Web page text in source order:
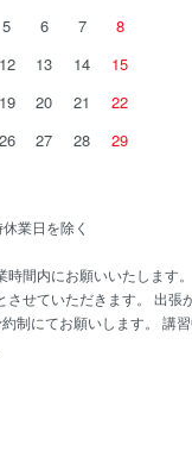
5 6 7
8
12 13 14
15
19 20 21
22
26 27 28
29
業日を除く
間内にお願いいたします
せていただきます。 出張
制にてお願いします。 講